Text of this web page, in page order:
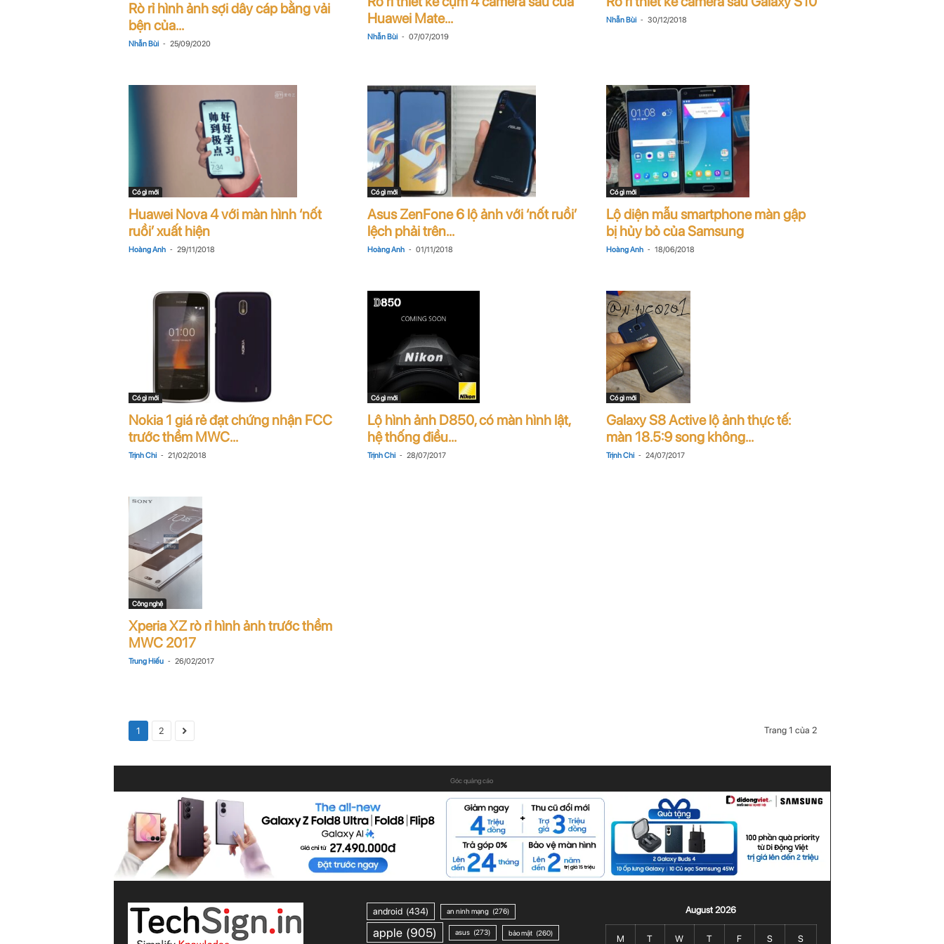
n
.
c
m
Rò rỉ hình ảnh sợi dây cáp bằng vải
bện của...
Nhẫn Bùi - 25/09/2020
Huawei Mate...
Nhẫn Bùi - 07/07/2019
Nhẫn Bùi - 30/12/2018
Có gì mới
Huawei Nova 4 với màn hình ‘nốt
ruồi’ xuất hiện
Hoàng Anh - 29/11/2018
Có gì mới
Asus ZenFone 6 lộ ảnh với ‘nốt ruồi’
lệch phải trên...
Hoàng Anh - 01/11/2018
Có gì mới
Lộ diện mẫu smartphone màn gập
bị hủy bỏ của Samsung
Hoàng Anh - 18/06/2018
Có gì mới
Nokia 1 giá rẻ đạt chứng nhận FCC
trước thềm MWC...
Trịnh Chi - 21/02/2018
Có gì mới
Lộ hình ảnh D850, có màn hình lật,
hệ thống điều...
Trịnh Chi - 28/07/2017
Có gì mới
Galaxy S8 Active lộ ảnh thực tế:
màn 18.5:9 song không...
Trịnh Chi - 24/07/2017
Công nghệ
Xperia XZ rò rỉ hình ảnh trước thềm
MWC 2017
Trung Hiếu - 26/02/2017
1 2 Trang 1 của 2
Góc quảng cáo
android (434) an ninh mạng (276)
apple (905) asus (273) bảo mật (260)
August 2026
M T W T F S S